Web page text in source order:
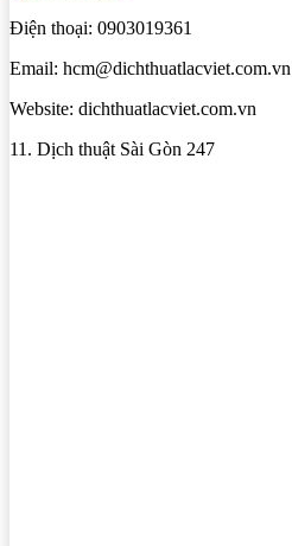
Điện thoại: 0903019361
Email: hcm@dichthuatlacviet.com.vn
Website: dichthuatlacviet.com.vn
11. Dịch thuật Sài Gòn 247